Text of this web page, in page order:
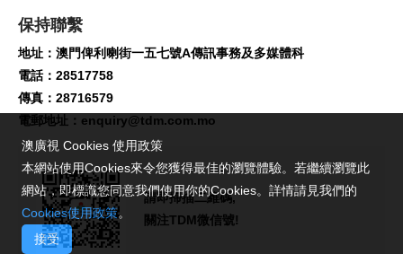
保持聯繫
地址：澳門俾利喇街一五七號A傳訊事務及多媒體科
電話：28517758
傳真：28716579
電郵地址： enquiry@tdm.com.mo
請即掃描二維碼,
關注TDM微信號!
澳廣視 Cookies 使用政策
本網站使用Cookies來令您獲得最佳的瀏覽體驗。若繼續瀏覽此
網站，即標識您同意我們使用你的Cookies。詳情請見我們的
Cookies使用政策。
接受